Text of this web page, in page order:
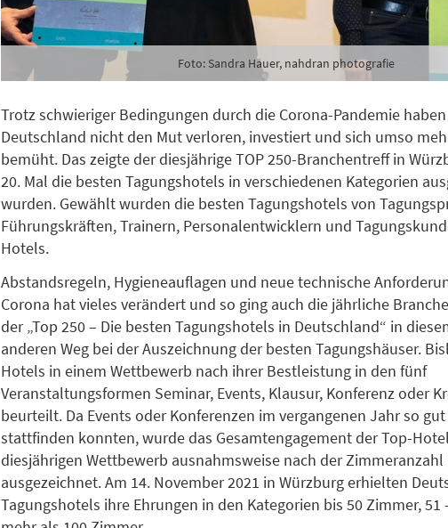
Foto: Sandra Hauer, nahdran photografie
Trotz schwieriger Bedingungen durch die Corona-Pandemie
Deutschland nicht den Mut verloren, investiert und sich umso
bemüht. Das zeigte der diesjährige TOP 250-Branchentreff in
20. Mal die besten Tagungshotels in verschiedenen Kategorien
wurden. Gewählt wurden die besten Tagungshotels von
Führungskräften, Trainern, Personalentwicklern und
Hotels.
Abstandsregeln, Hygieneauflagen und neue technische
Corona hat vieles verändert und so ging auch die jährliche
der „Top 250 – Die besten Tagungshotels in Deutschland“ in
anderen Weg bei der Auszeichnung der besten Tagungshäuser.
Hotels in einem Wettbewerb nach ihrer Bestleistung in den fünf
Veranstaltungsformen Seminar, Events, Klausur, Konferenz oder
beurteilt. Da Events oder Konferenzen im vergangenen Jahr so
stattfinden konnten, wurde das Gesamtengagement der Top-
diesjährigen Wettbewerb ausnahmsweise nach der
ausgezeichnet. Am 14. November 2021 in Würzburg erhielten
Tagungshotels ihre Ehrungen in den Kategorien bis 50 Zimmer, 51